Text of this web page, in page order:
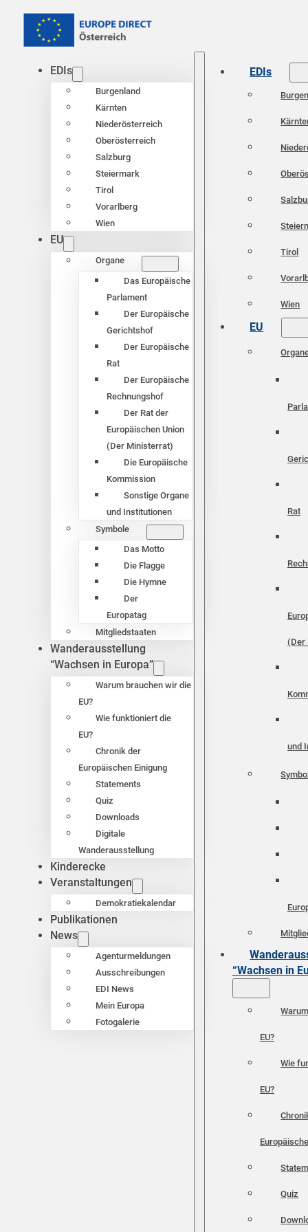
EDIs
Burgenland
Kärnten
Niederösterreich
Oberösterreich
Salzburg
Steiermark
Tirol
Vorarlberg
Wien
EU
Organe
Das Europäische
Parlament
Der Europäische
Gerichtshof
Der Europäische
Rat
Der Europäische
Rechnungshof
Der Rat der
Europäischen Union
(Der Ministerrat)
Die Europäische
Kommission
Sonstige Organe
und Institutionen
Symbole
Das Motto
Die Flagge
Die Hymne
Der
Europatag
Mitgliedstaaten
Wanderausstellung
“Wachsen in Europa”
Warum brauchen wir die
EU?
Wie funktioniert die
EU?
Chronik der
Europäischen Einigung
Statements
Quiz
Downloads
Digitale
Wanderausstellung
Kinderecke
Veranstaltungen
Demokratiekalendar
Publikationen
News
Agenturmeldungen
Ausschreibungen
EDI News
Mein Europa
Fotogalerie
EDIs
Tirol
Wien
EU
Rat
(Der
und
“Wachsen in
EU?
Wie
EU?
Quiz